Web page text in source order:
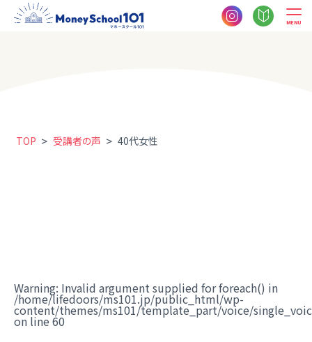
MENU
TOP > 受講者の声 > 40代女性
Warning: Invalid argument supplied for foreach() in
/home/lifedoors/ms101.jp/public_html/wp-
content/themes/ms101/template_part/voice/
on line 60